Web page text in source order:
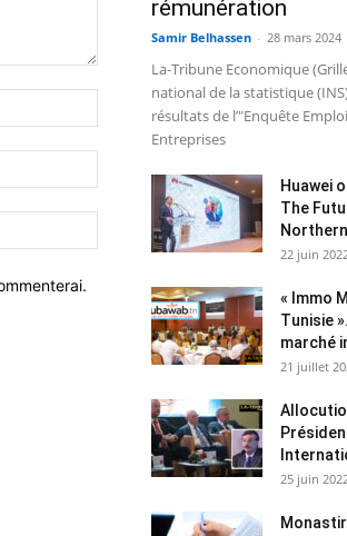
rémunération
Samir Belhassen - 28 mars 2024
La-Tribune Economique
national de la statistique
résultats de l’"Enquête
Entreprises
Huawei
The
22 juin
« Immo
Tunisie
marché
21 juillet
25 juin